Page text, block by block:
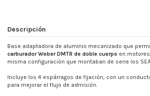
Descripción
Base adaptadora de aluminio mecanizado que
carburador Weber DMTR de doble cuerpo en
misma configuración que montaban de serie los
Incluye los 4 espárragos de fijación, con un
para mejorar el flujo de admisión.